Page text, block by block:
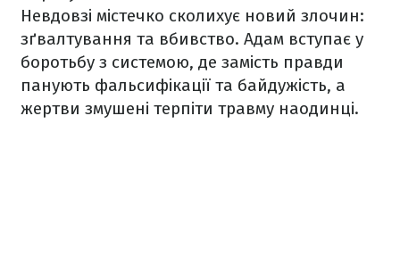
Невдовзі містечко сколихує новий злочин:
зґвалтування та вбивство. Адам вступає у
боротьбу з системою, де замість правди
панують фальсифікації та байдужість, а
жертви змушені терпіти травму наодинці.